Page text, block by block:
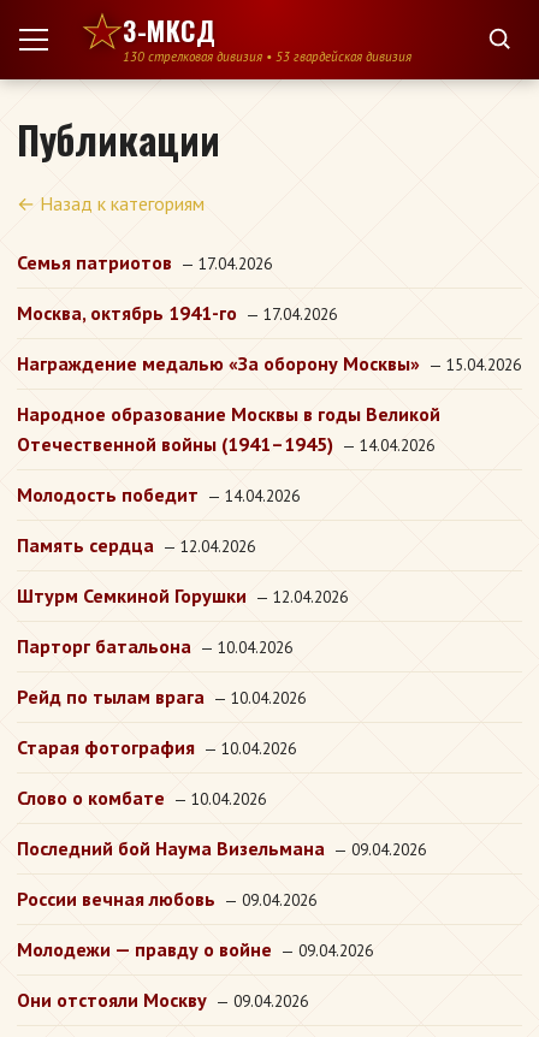
Перейти к содержимому
3-МКСД
130 стрелковая дивизия • 53 гвардейская дивизия
Публикации
← Назад к категориям
Семья патриотов — 17.04.2026
Москва, октябрь 1941-го — 17.04.2026
Награждение медалью «За оборону Москвы» — 15.04.2026
Народное образование Москвы в годы Великой
Отечественной войны (1941–1945) — 14.04.2026
Молодость победит — 14.04.2026
Память сердца — 12.04.2026
Штурм Семкиной Горушки — 12.04.2026
Парторг батальона — 10.04.2026
Рейд по тылам врага — 10.04.2026
Старая фотография — 10.04.2026
Слово о комбате — 10.04.2026
Последний бой Наума Визельмана — 09.04.2026
России вечная любовь — 09.04.2026
Молодежи — правду о войне — 09.04.2026
Они отстояли Москву — 09.04.2026